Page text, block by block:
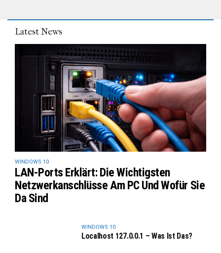
Latest News
WINDOWS 10
LAN-Ports Erklärt: Die Wichtigsten
Netzwerkanschlüsse Am PC Und Wofür Sie
Da Sind
WINDOWS 10
Localhost 127.0.0.1 – Was Ist Das?